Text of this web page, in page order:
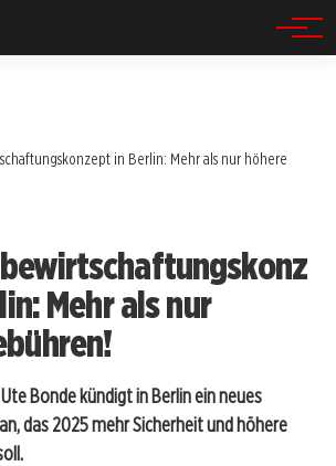
in Berlin: Mehr als nur höhere
Mehr als nur
Bonde kündigt in Berlin ein neues
das 2025 mehr Sicherheit und höhere